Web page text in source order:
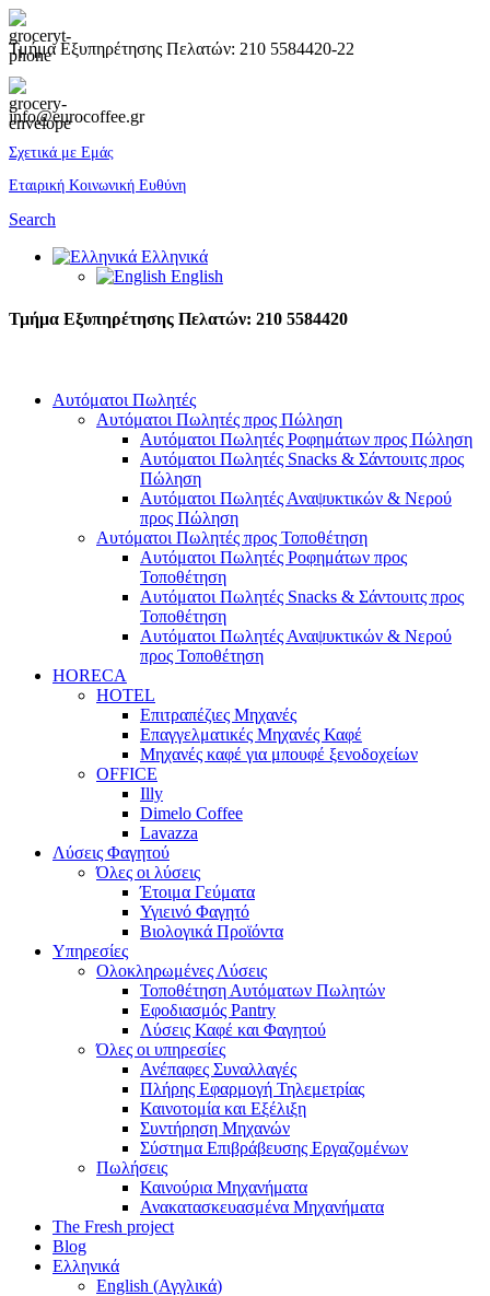
Τμήμα Εξυπηρέτησης Πελατών: 210 5584420-22
info@eurocoffee.gr
Σχετικά με Εμάς
Εταιρική Κοινωνική Ευθύνη
Search
Ελληνικά
English
Τμήμα Εξυπηρέτησης Πελατών: 210 5584420
Αυτόματοι Πωλητές
Αυτόματοι Πωλητές προς Πώληση
Αυτόματοι Πωλητές Ροφημάτων προς Πώληση
Αυτόματοι Πωλητές Snacks & Σάντουιτς προς
Πώληση
Αυτόματοι Πωλητές Αναψυκτικών & Νερού
προς Πώληση
Αυτόματοι Πωλητές προς Τοποθέτηση
Αυτόματοι Πωλητές Ροφημάτων προς
Τοποθέτηση
Αυτόματοι Πωλητές Snacks & Σάντουιτς προς
Τοποθέτηση
Αυτόματοι Πωλητές Αναψυκτικών & Νερού
προς Τοποθέτηση
HORECA
HOTEL
Επιτραπέζιες Μηχανές
Επαγγελματικές Μηχανές Καφέ
Μηχανές καφέ για μπουφέ ξενοδοχείων
OFFICE
Illy
Dimelo Coffee
Lavazza
Λύσεις Φαγητού
Όλες οι λύσεις
Έτοιμα Γεύματα
Υγιεινό Φαγητό
Βιολογικά Προϊόντα
Υπηρεσίες
Ολοκληρωμένες Λύσεις
Τοποθέτηση Αυτόματων Πωλητών
Εφοδιασμός Pantry
Λύσεις Καφέ και Φαγητού
Όλες οι υπηρεσίες
Ανέπαφες Συναλλαγές
Πλήρης Εφαρμογή Τηλεμετρίας
Καινοτομία και Εξέλιξη
Συντήρηση Μηχανών
Σύστημα Επιβράβευσης Εργαζομένων
Πωλήσεις
Καινούρια Μηχανήματα
Ανακατασκευασμένα Μηχανήματα
The Fresh project
Blog
Ελληνικά
English (Αγγλικά)